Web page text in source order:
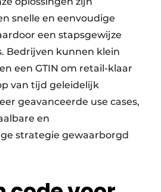
snelle en eenvoudige
een stapsgewijze
Bedrijven kunnen klein
een GTIN om retail-klaar
van tijd geleidelijk
geavanceerde use cases,
en
strategie gewaarborgd